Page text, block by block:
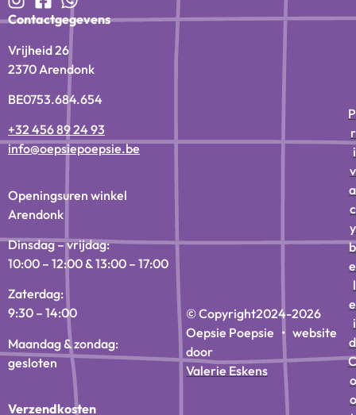
Contactgegevens
Vrijheid 26
2370 Arendonk
BE0753.684.654
+32 456 89 24 93
info@oepsiepoepsie.be
Openingsuren winkel
Arendonk
Dinsdag – vrijdag:
10:00 – 12:00 & 13:00 – 17:00
Zaterdag:
9:30 – 14:00
Maandag & zondag:
gesloten
Verzendkosten
© Copyright2024-2026
Oepsie Poepsie • website
door
Valerie Eskens
P
r
i
v
a
c
y
b
e
l
e
i
d
C
o
o